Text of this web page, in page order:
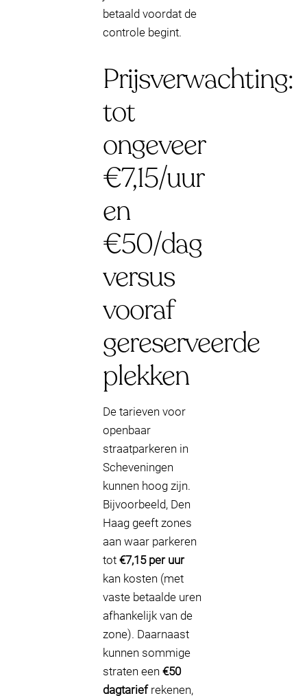
betaald voordat de
controle begint.
Prijsverwachting:
tot
ongeveer
€7,15/uur
en
€50/dag
versus
vooraf
gereserveerde
plekken
De tarieven voor
openbaar
straatparkeren in
Scheveningen
kunnen hoog zijn.
Bijvoorbeeld, Den
Haag geeft zones
aan waar parkeren
tot €7,15 per uur
kan kosten (met
vaste betaalde uren
afhankelijk van de
zone). Daarnaast
kunnen sommige
straten een €50
dagtariefrekenen,